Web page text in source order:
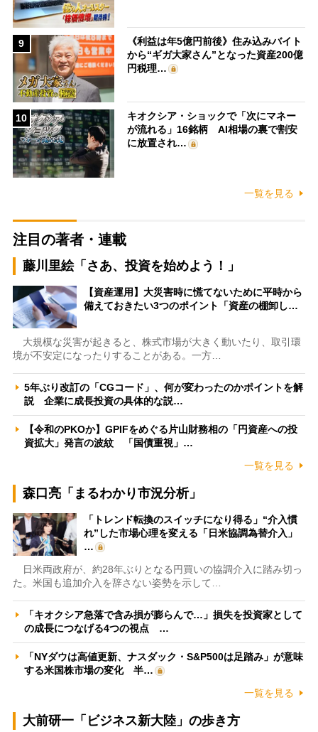
9
《利益は年5億円前後》住み込みバイト
から“ギガ大家さん”となった資産200億
円税理…
10
キオクシア・ショックで「次にマネー
が流れる」16銘柄 AI相場の裏で割安
に放置され…
一覧を見る
注目の著者・連載
藤川里絵「さあ、投資を始めよう！」
【資産運用】大災害時に慌てないために平時から
備えておきたい3つのポイント「資産の棚卸し…
大規模な災害が起きると、株式市場が大きく動いたり、取引環
境が不安定になったりすることがある。一方…
5年ぶり改訂の「CGコード」、何が変わったのかポイントを解
説 企業に成長投資の具体的な説…
【令和のPKOか】GPIFをめぐる片山財務相の「円資産への投
資拡大」発言の波紋 「国債重視」…
一覧を見る
森口亮「まるわかり市況分析」
「トレンド転換のスイッチになり得る」“介入慣
れ”した市場心理を変える「日米協調為替介入」
…
日米両政府が、約28年ぶりとなる円買いの協調介入に踏み切っ
た。米国も追加介入を辞さない姿勢を示して…
「キオクシア急落で含み損が膨らんで…」損失を投資家として
の成長につなげる4つの視点 …
「NYダウは高値更新、ナスダック・S&P500は足踏み」が意味
する米国株市場の変化 半…
一覧を見る
大前研一「ビジネス新大陸」の歩き方